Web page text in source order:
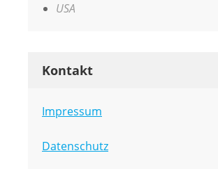
USA
Kontakt
Impressum
Datenschutz